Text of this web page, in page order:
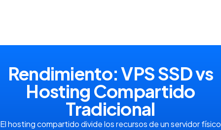
Rendimiento: VPS SSD vs
Hosting Compartido
Tradicional
El hosting compartido divide los recursos de un servidor físico